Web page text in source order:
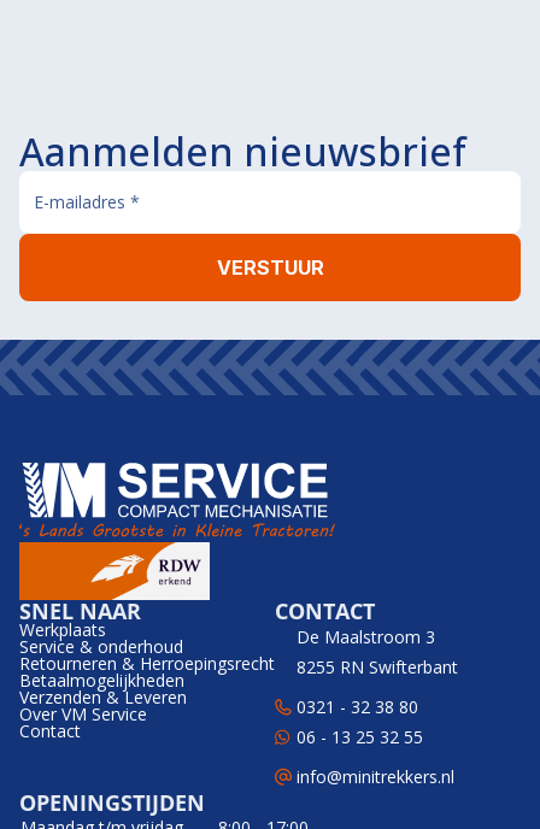
Aanmelden nieuwsbrief
SNEL NAAR
Werkplaats
Service & onderhoud
Retourneren & Herroepingsrecht
Betaalmogelijkheden
Verzenden & Leveren
Over VM Service
Contact
CONTACT
De Maalstroom 3
8255 RN Swifterbant
0321 - 32 38 80
06 - 13 25 32 55
info@minitrekkers.nl
OPENINGSTIJDEN